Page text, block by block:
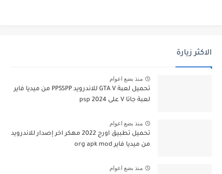
الاكثر زيارة
منذ بضع اعوام
تحميل لعبة GTA V للاندرويد PPSSPP من ميديا فاير
لعبة جاتا V على psp 2024
منذ بضع اعوام
تحميل تطبيق اورج 2022 مهكر اخر إصدار للاندرويد
من ميديا فاير org apk mod
منذ بضع اعوام